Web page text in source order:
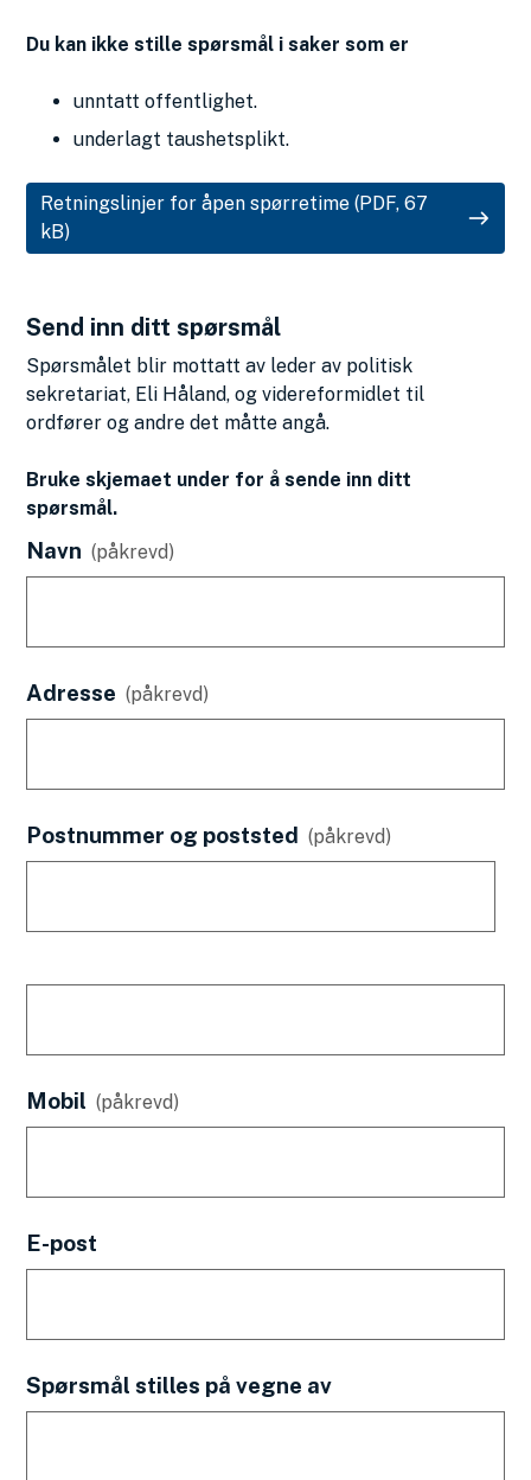
Du kan ikke stille spørsmål i saker som er
unntatt offentlighet.
underlagt taushetsplikt.
Retningslinjer for åpen spørretime (PDF, 67
kB)
Send inn ditt spørsmål
Spørsmålet blir mottatt av leder av politisk
sekretariat, Eli Håland, og videreformidlet til
ordfører og andre det måtte angå.
Bruke skjemaet under for å sende inn ditt
spørsmål.
Navn (påkrevd)
Adresse (påkrevd)
Postnummer og poststed (påkrevd)
Mobil (påkrevd)
E-post
Spørsmål stilles på vegne av